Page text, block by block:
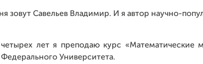
зовут Савельев Владимир. И я автор научно-
лет я преподаю курс «Математические
Федерального Университета.